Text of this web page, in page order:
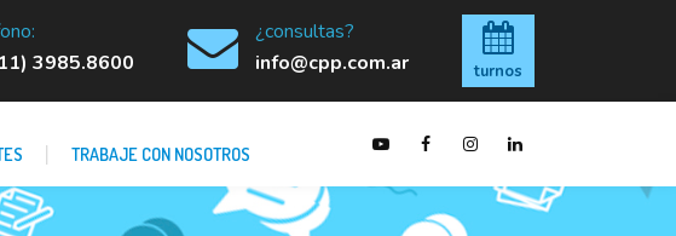
3985.8600
¿consultas?
info@cpp.com.ar
turnos
TRABAJE CON NOSOTROS